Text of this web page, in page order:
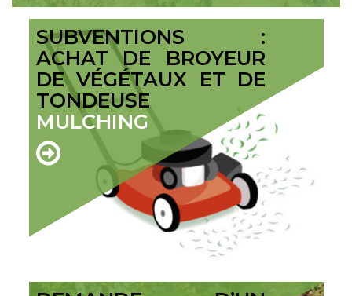
SUBVENTIONS :
ACHAT DE BROYEUR
DE VÉGÉTAUX ET DE
TONDEUSE
MULCHING